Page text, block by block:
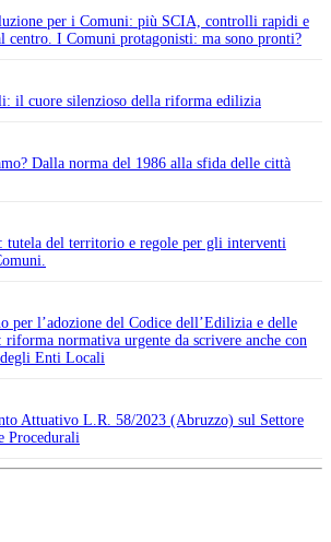
per i Comuni: più SCIA, controlli rapidi e
centro. I Comuni protagonisti: ma sono pronti?
il cuore silenzioso della riforma edilizia
Dalla norma del 1986 alla sfida delle città
tutela del territorio e regole per gli interventi
per l’adozione del Codice dell’Edilizia e delle
normativa urgente da scrivere anche con
Enti Locali
Attuativo L.R. 58/2023 (Abruzzo) sul Settore
Procedurali